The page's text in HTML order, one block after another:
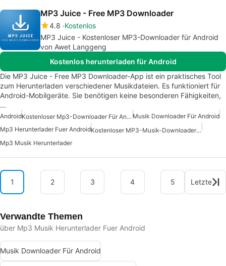
MP3 Juice - Free MP3 Downloader
4.8 Kostenlos
MP3 Juice - Kostenloser MP3-Downloader für Android
von Awet Langgeng
Kostenlos herunterladen für Android
Die MP3 Juice - Free MP3 Downloader-App ist ein praktisches Tool
zum Herunterladen verschiedener Musikdateien. Es funktioniert für
Android-Mobilgeräte. Sie benötigen keine besonderen Fähigkeiten,
…
Android Kostenloser Mp3-Downloader Für Android Musik Downloader Für Android
Mp3 Herunterlader Fuer Android
Kostenloser MP3-Musik-Downloader Für Android
Mp3 Musik Herunterlader
1 2 3 4 5 Letzte
Verwandte Themen
über Mp3 Musik Herunterlader Fuer Android
Musik Downloader Für Android